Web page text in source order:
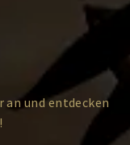
an und entdecken